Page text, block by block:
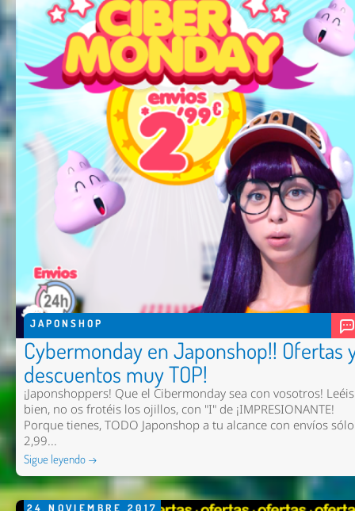
JAPONSHOP
Cybermonday en Japonshop!! Ofertas
descuentos muy TOP!
¡Japonshoppers! Que el Cibermonday sea con vosotros! Leéis
bien, no os frotéis los ojillos, con "I" de ¡IMPRESIONANTE!
Porque tienes, TODO Japonshop a tu alcance con envíos
2,99...
Sigue leyendo →
24 NOVIEMBRE 2017